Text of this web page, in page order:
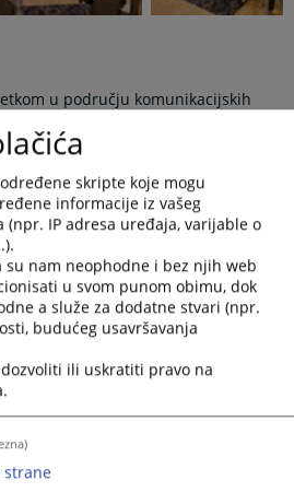
u području komunikacijskih
koji je Visoko sudbeno i
provelo u prvoj polovici
predstavljeni tijekom radionice za
komunikacijskih praksi
plana“.
aktivnosti sudova na web
procesi, odnosno razina
akcijski plan i njegovih
aktivnosti.
dokumenata koji predstavljaju
suradnje i odnosa s
planske komunikacije te
i povjerenja javnosti.
u središtu bile preporuke Medijskog
skripte koje mogu
informacije iz vašeg
(npr. IP adresa uređaja, varijable o
nam neophodne i bez njih web
u svom punom obimu, dok
a služe za dodatne stvari (npr.
budućeg usavršavanja
ili uskratiti pravo na
strane